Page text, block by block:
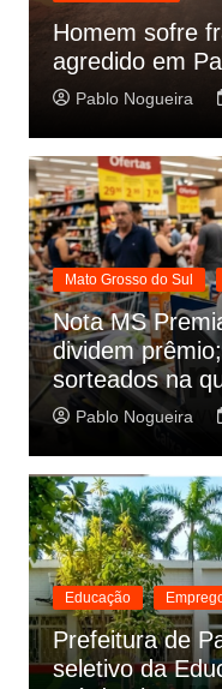
Homem sofre
agredido em
Pablo Nogueira
Mato Grosso do Sul
Nota MS
dividem
sorteados na
Pablo Nogueira
Educação
Prefeitura de
seletivo da